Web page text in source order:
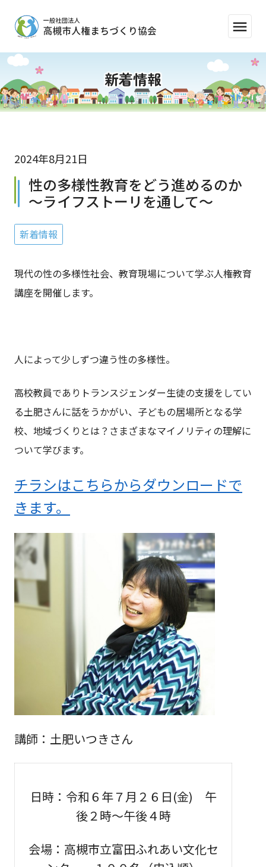
menu
新着情報
2024年8月21日
性の多様性教育をどう進めるのか
～ライフストーリを通して～
新着情報
現代の性の多様性社会、教育現場について学ぶ人権教育
講座を開催します。
人によって少しずつ違う性の多様性。
高校教員でありトランスジェンダー生徒の支援をしてい
る土肥さんに話をうかがい、子どもの居場所となる学
校、地域づくりとは？さまざまなマイノリティの理解に
ついて学びます。
チラシはこちらからダウンロードで
きます。
講師：土肥いつきさん
日時：令和６年７月２６日(金) 午
後２時～午後４時
会場：高槻市立富田ふれあい文化セ